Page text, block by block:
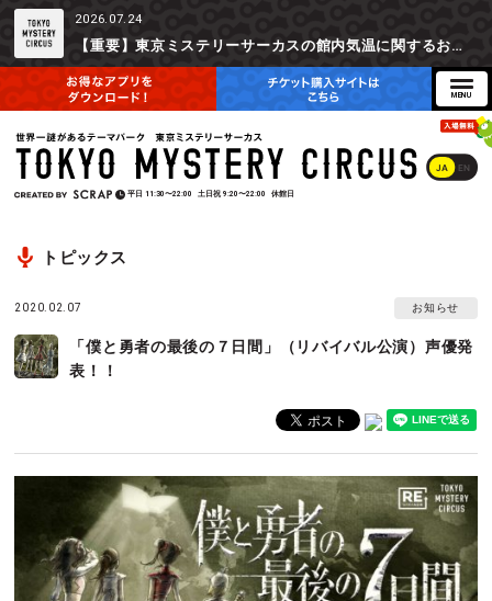
2026.07.24
【重要】東京ミステリーサーカスの館内気温に関するお詫びとご参加辞退時の返金対応について
JA EN
平日 11:30〜22:00 土日祝 9:20〜22:00 休館日
トピックス
2020.02.07 お知らせ
「僕と勇者の最後の７日間」（リバイバル公演）声優発
表！！